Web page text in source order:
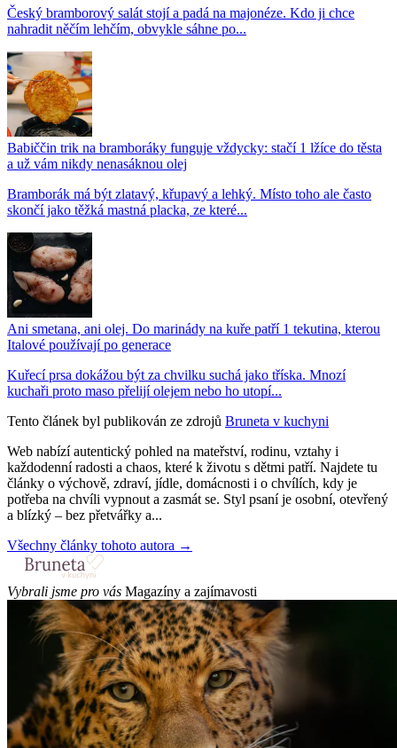
Český bramborový salát stojí a padá na majonéze. Kdo ji chce
nahradit něčím lehčím, obvykle sáhne po...
Babiččin trik na bramboráky funguje vždycky: stačí 1 lžíce do těsta
a už vám nikdy nenasáknou olej
Bramborák má být zlatavý, křupavý a lehký. Místo toho ale často
skončí jako těžká mastná placka, ze které...
Ani smetana, ani olej. Do marinády na kuře patří 1 tekutina, kterou
Italové používají po generace
Kuřecí prsa dokážou být za chvilku suchá jako tříska. Mnozí
kuchaři proto maso přelijí olejem nebo ho utopí...
Tento článek byl publikován ze zdrojů Bruneta v kuchyni
Web nabízí autentický pohled na mateřství, rodinu, vztahy i
každodenní radosti a chaos, které k životu s dětmi patří. Najdete tu
články o výchově, zdraví, jídle, domácnosti i o chvílích, kdy je
potřeba na chvíli vypnout a zasmát se. Styl psaní je osobní, otevřený
a blízký – bez přetvářky a...
Všechny články tohoto autora →
Vybrali jsme pro vás Magazíny a zajímavosti